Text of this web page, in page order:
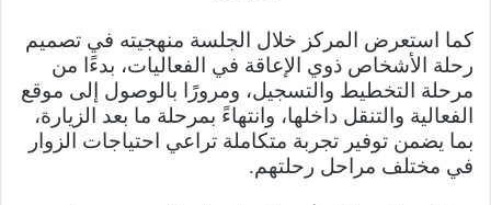
كما استعرض المركز خلال الجلسة منهجيته في تصميم
رحلة الأشخاص ذوي الإعاقة في الفعاليات، بدءًا من
مرحلة التخطيط والتسجيل، ومرورًا بالوصول إلى موقع
الفعالية والتنقل داخلها، وانتهاءً بمرحلة ما بعد الزيارة،
بما يضمن توفير تجربة متكاملة تراعي احتياجات الزوار
في مختلف مراحل رحلتهم.